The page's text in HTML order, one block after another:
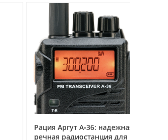
Рация Аргут А‑36: надежная
речная радиостанция для